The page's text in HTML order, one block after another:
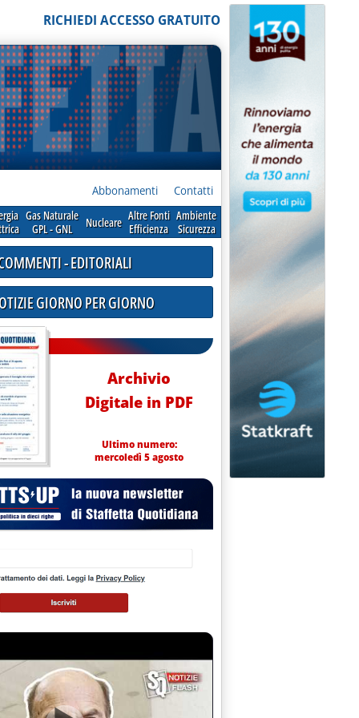
RICHIEDI ACCESSO GRATUITO
Abbonamenti Contatti
Gas Naturale
GPL - GNL
Nucleare Altre Fonti
Efficienza
Ambiente
Sicurezza
ENERGIA NEL 2007 A FIRENZE'
- EDITORIALI
GIORNO PER GIORNO
Archivio
Digitale in PDF
Ultimo numero:
mercoledì 5 agosto